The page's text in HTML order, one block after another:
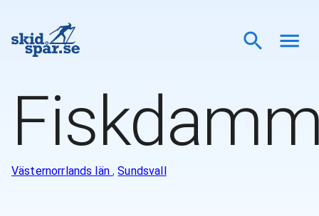
Västernorrlands län,Sundsvall